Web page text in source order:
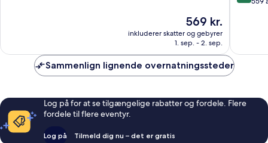
Prisen
er
569 kr.
569 kr.
inkluderer skatter og gebyrer
1. sep. - 2. sep.
Sammenlign lignende overnatningssteder
Log på for at se tilgængelige rabatter og fordele. Flere
fordele til flere eventyr.
Log på Tilmeld dig nu – det er gratis